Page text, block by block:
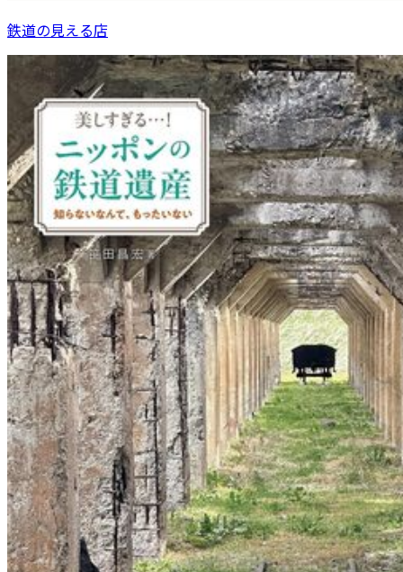
鉄道の見える店